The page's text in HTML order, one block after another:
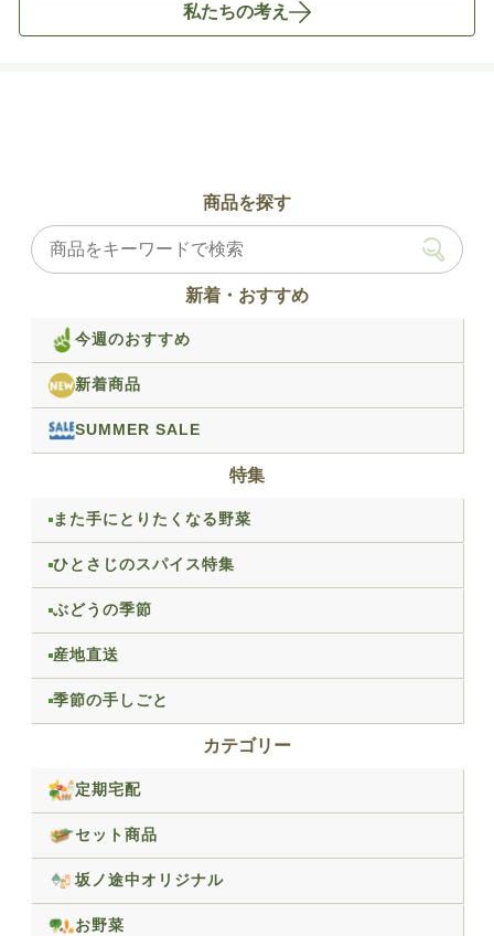
私たちの考え
商品を探す
新着・おすすめ
今週のおすすめ
新着商品
SUMMER SALE
特集
また手にとりたくなる野菜
ひとさじのスパイス特集
ぶどうの季節
産地直送
季節の手しごと
カテゴリー
定期宅配
セット商品
坂ノ途中オリジナル
お野菜